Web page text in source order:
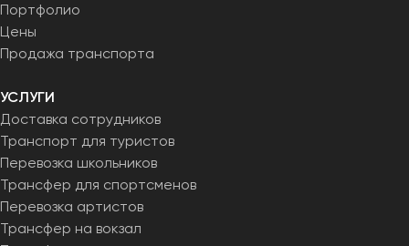
Портфолио
Цены
Продажа транспорта
УСЛУГИ
Доставка сотрудников
Транспорт для туристов
Перевозка школьников
Трансфер для спортсменов
Перевозка артистов
Трансфер на вокзал